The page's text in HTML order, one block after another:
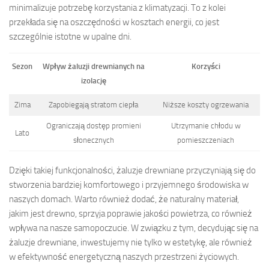
minimalizuje potrzebę korzystania z klimatyzacji. To z kolei
przekłada się na oszczędności w kosztach energii, co jest
szczególnie istotne w upalne dni.
Sezon
Wpływ żaluzji drewnianych na
izolację
Korzyści
Zima Zapobiegają stratom ciepła Niższe koszty ogrzewania
Lato
Ograniczają dostęp promieni
słonecznych
Utrzymanie chłodu w
pomieszczeniach
Dzięki takiej funkcjonalności, żaluzje drewniane przyczyniają się do
stworzenia bardziej komfortowego i przyjemnego środowiska w
naszych domach. Warto również dodać, że naturalny materiał,
jakim jest drewno, sprzyja poprawie jakości powietrza, co również
wpływa na nasze samopoczucie. W związku z tym, decydując się na
żaluzje drewniane, inwestujemy nie tylko w estetykę, ale również
w efektywność energetyczną naszych przestrzeni życiowych.